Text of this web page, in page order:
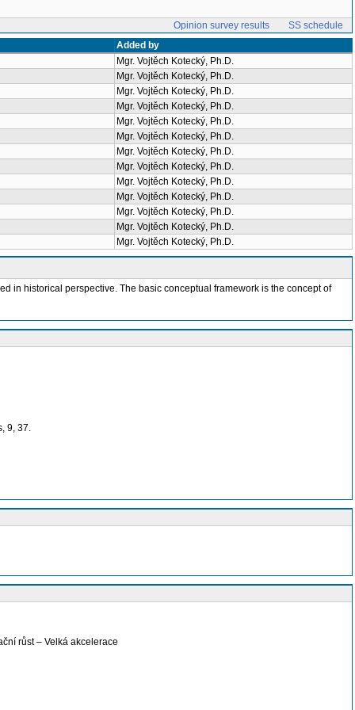
Opinion survey results
SS schedule
Added by
Mgr. Vojtěch Kotecký, Ph.D.
Mgr. Vojtěch Kotecký, Ph.D.
Mgr. Vojtěch Kotecký, Ph.D.
Mgr. Vojtěch Kotecký, Ph.D.
Mgr. Vojtěch Kotecký, Ph.D.
Mgr. Vojtěch Kotecký, Ph.D.
Mgr. Vojtěch Kotecký, Ph.D.
Mgr. Vojtěch Kotecký, Ph.D.
Mgr. Vojtěch Kotecký, Ph.D.
Mgr. Vojtěch Kotecký, Ph.D.
Mgr. Vojtěch Kotecký, Ph.D.
Mgr. Vojtěch Kotecký, Ph.D.
Mgr. Vojtěch Kotecký, Ph.D.
in historical perspective. The basic conceptual framework is the concept of
9, 37.
růst – Velká akcelerace